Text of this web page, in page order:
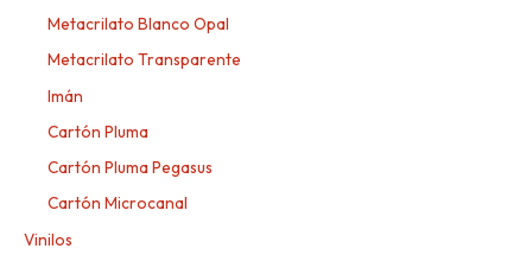
Metacrilato Blanco Opal
Metacrilato Transparente
Imán
Cartón Pluma
Cartón Pluma Pegasus
Cartón Microcanal
Vinilos